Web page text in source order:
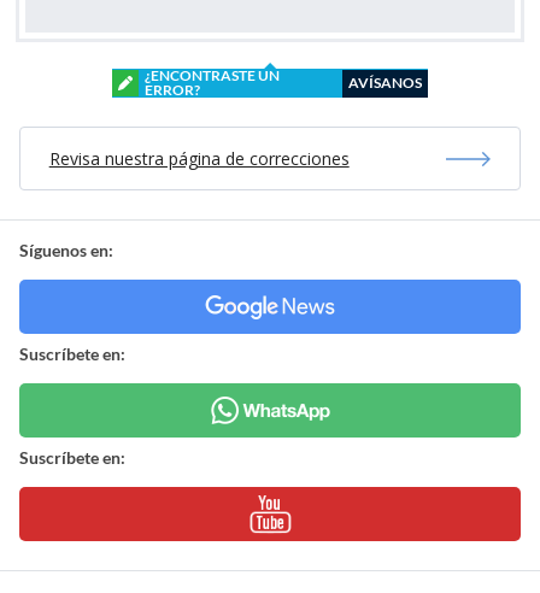
¿ENCONTRASTE UN
ERROR?
AVÍSANOS
Revisa nuestra página de correcciones
Síguenos en:
Suscríbete en:
Suscríbete en: